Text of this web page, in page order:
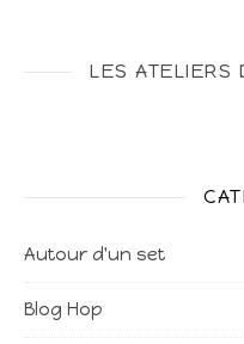
LES ATELIERS
Autour d'un set
Blog Hop